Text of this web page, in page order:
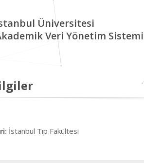
Üniversitesi
Veri Yönetim Sistemi
İstanbul Tıp Fakültesi